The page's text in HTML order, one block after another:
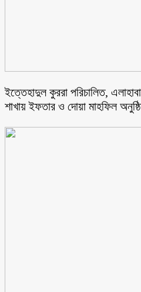
ইত্তেহাদুল কুররা পরিচালিত,
শাখায় ইফতার ও দোয়া মাহফিল